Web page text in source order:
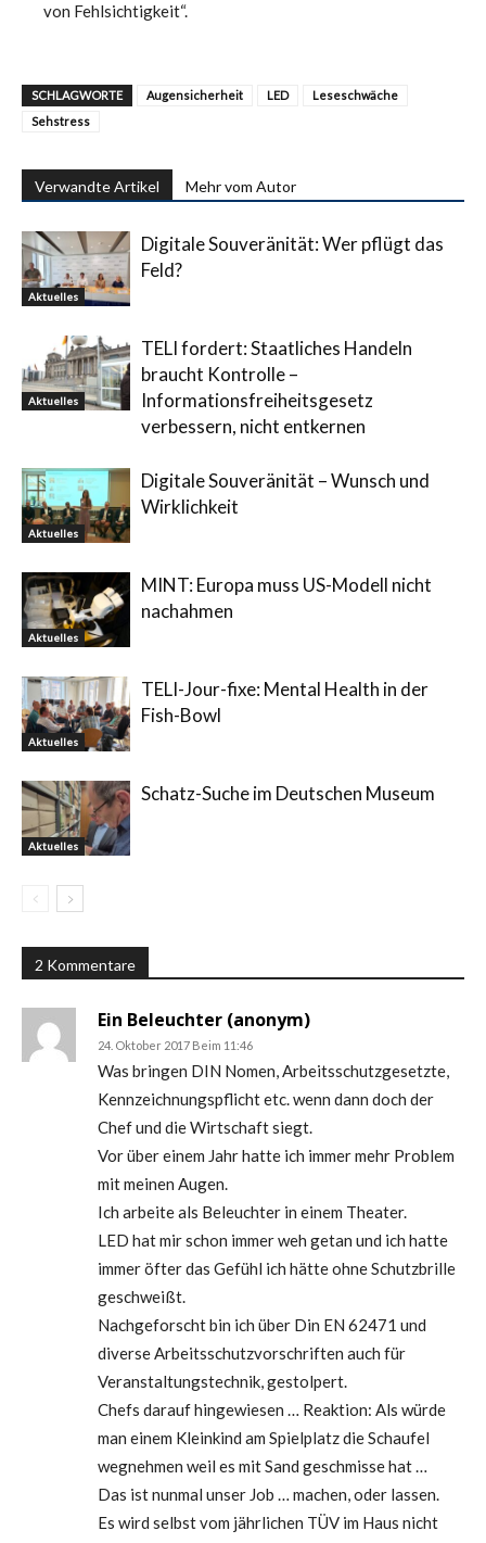
von Fehlsichtigkeit“.
SCHLAGWORTE Augensicherheit LED
Leseschwäche
Sehstress
Verwandte Artikel Mehr vom Autor
Aktuelles
Digitale Souveränität: Wer pflügt das
Feld?
Aktuelles
TELI fordert: Staatliches Handeln
braucht Kontrolle –
Informationsfreiheitsgesetz
verbessern, nicht entkernen
Aktuelles
Digitale Souveränität – Wunsch und
Wirklichkeit
Aktuelles
MINT: Europa muss US-Modell nicht
nachahmen
Aktuelles
TELI-Jour-fixe: Mental Health in der
Fish-Bowl
Aktuelles
Schatz-Suche im Deutschen Museum
2 Kommentare
Ein Beleuchter (anonym)
24. Oktober 2017 Beim 11:46
Was bringen DIN Nomen, Arbeitsschutzgesetzte,
Kennzeichnungspflicht etc. wenn dann doch der
Chef und die Wirtschaft siegt.
Vor über einem Jahr hatte ich immer mehr Problem
mit meinen Augen.
Ich arbeite als Beleuchter in einem Theater.
LED hat mir schon immer weh getan und ich hatte
immer öfter das Gefühl ich hätte ohne Schutzbrille
geschweißt.
Nachgeforscht bin ich über Din EN 62471 und
diverse Arbeitsschutzvorschriften auch für
Veranstaltungstechnik, gestolpert.
Chefs darauf hingewiesen … Reaktion: Als würde
man einem Kleinkind am Spielplatz die Schaufel
wegnehmen weil es mit Sand geschmisse hat …
Das ist nunmal unser Job … machen, oder lassen.
Es wird selbst vom jährlichen TÜV im Haus nicht